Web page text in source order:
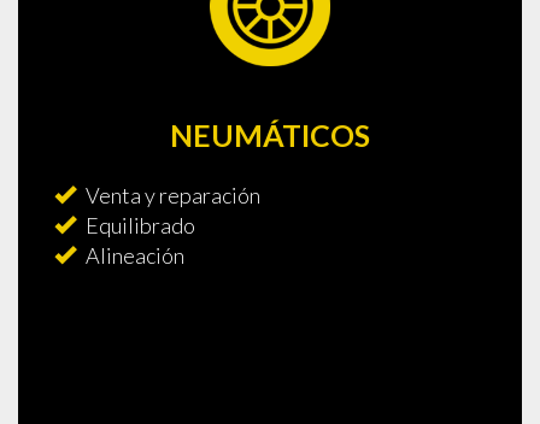
NEUMÁTICOS
Venta y reparación
Equilibrado
Alineación